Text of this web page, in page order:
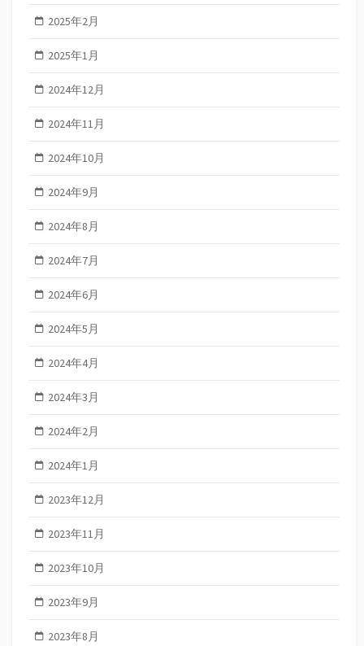
2025年2月
2025年1月
2024年12月
2024年11月
2024年10月
2024年9月
2024年8月
2024年7月
2024年6月
2024年5月
2024年4月
2024年3月
2024年2月
2024年1月
2023年12月
2023年11月
2023年10月
2023年9月
2023年8月